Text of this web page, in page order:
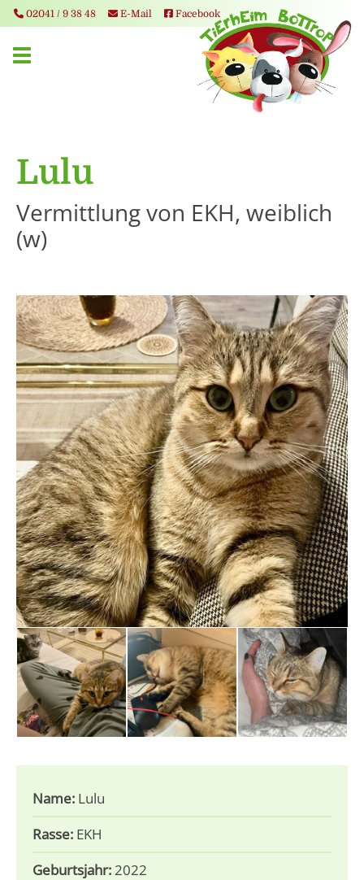
02041 / 9 38 48 E-Mail Facebook
Toggle navigation
Lulu
Vermittlung von EKH, weiblich
(w)
Name: Lulu
Rasse: EKH
Geburtsjahr:2022